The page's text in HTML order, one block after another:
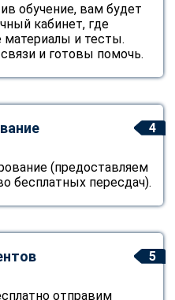
обучение, вам будет
кабинет, где
и тесты.
и готовы помочь.
4
(предоставляем
бесплатных пересдач).
5
отправим